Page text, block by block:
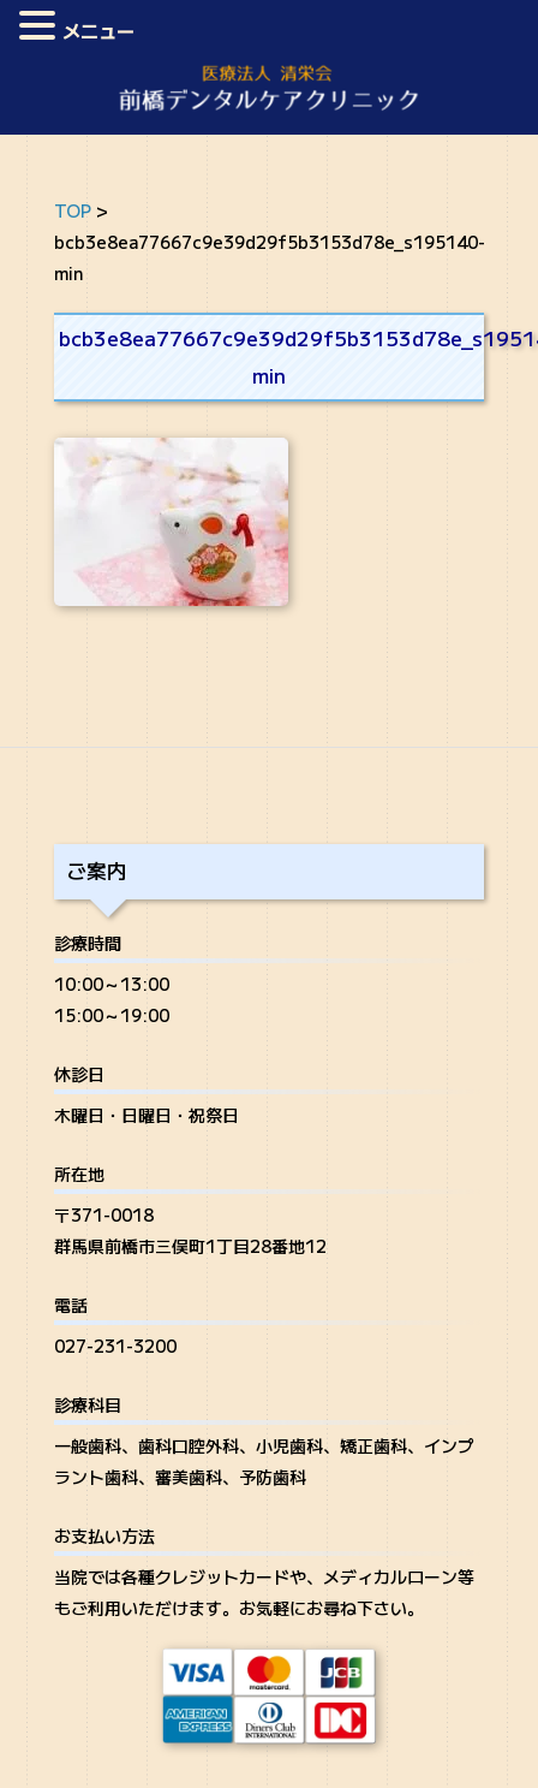
TOP>
bcb3e8ea77667c9e39d29f5b3153d78e_s195140-
min
min
ご案内
診療時間
10:00～13:00
15:00～19:00
休診日
木曜日・日曜日・祝祭日
所在地
〒371-0018
群馬県前橋市三俣町1丁目28番地12
電話
027-231-3200
診療科目
一般歯科、歯科口腔外科、小児歯科、矯正歯科、インプ
ラント歯科、審美歯科、予防歯科
お支払い方法
当院では各種クレジットカードや、メディカルローン等
もご利用いただけます。お気軽にお尋ね下さい。
メニュー